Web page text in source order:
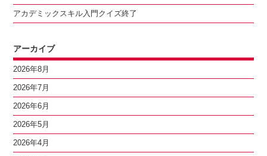
アカデミックスキル入門クイズ終了
アーカイブ
2026年8月
2026年7月
2026年6月
2026年5月
2026年4月